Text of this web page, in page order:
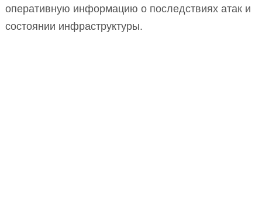
оперативную информацию о последствиях атак и
состоянии инфраструктуры.